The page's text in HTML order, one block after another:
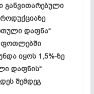
განვითარებული
დაფნა“
ფოთლებში
იყოს 1,5%-ზე
დაფნის“
შემდეგ